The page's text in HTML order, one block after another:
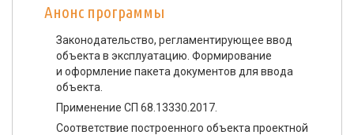
Анонс программы
Законодательство, регламентирующее ввод
объекта в эксплуатацию. Формирование
и оформление пакета документов для ввода
объекта.
Применение СП 68.13330.2017.
Соответствие построенного объекта проектной